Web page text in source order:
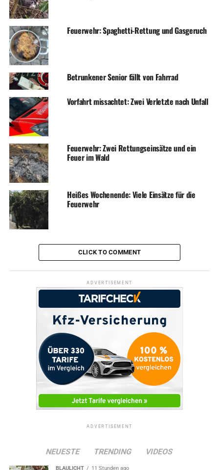
Feuerwehr: Spaghetti-Rettung und Gasgeruch
Betrunkener Senior fällt von Fahrrad
Vorfahrt missachtet: Zwei Verletzte nach Unfall
Feuerwehr: Zwei Rettungseinsätze und ein
Feuer im Wald
Heißes Wochenende: Viele Einsätze für die
Feuerwehr
CLICK TO COMMENT
ADVERTISEMENT
ADVERTISEMENT
NEUESTE TRENDING VIDEOS
BLAULICHT 11 Stunden ago